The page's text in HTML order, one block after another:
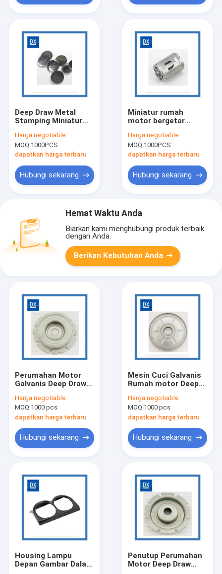
Deep Draw Metal
Stamping Miniatur
Baterai
Harga:negotiable
MOQ:1000PCS
dapatkan harga terbaru
Hubungi sekarang
Miniatur rumah
motor bergetar
logam stamping
Harga:negotiable
MOQ:1000PCS
dapatkan harga terbaru
Hubungi sekarang
Hemat Waktu Anda
Biarkan kami menghubungi produk terbaik
dengan Anda.
Berikan Kebutuhan Anda
Perumahan Motor
Galvanis Deep Draw
Harga:negotiable
MOQ:1000 pcs
dapatkan harga terbaru
Hubungi sekarang
Mesin Cuci Galvanis
Rumah motor Deep
Harga:negotiable
MOQ:1000 pcs
dapatkan harga terbaru
Hubungi sekarang
Housing Lampu
Depan Gambar Dalam
Penutup Perumahan
Motor Deep Draw